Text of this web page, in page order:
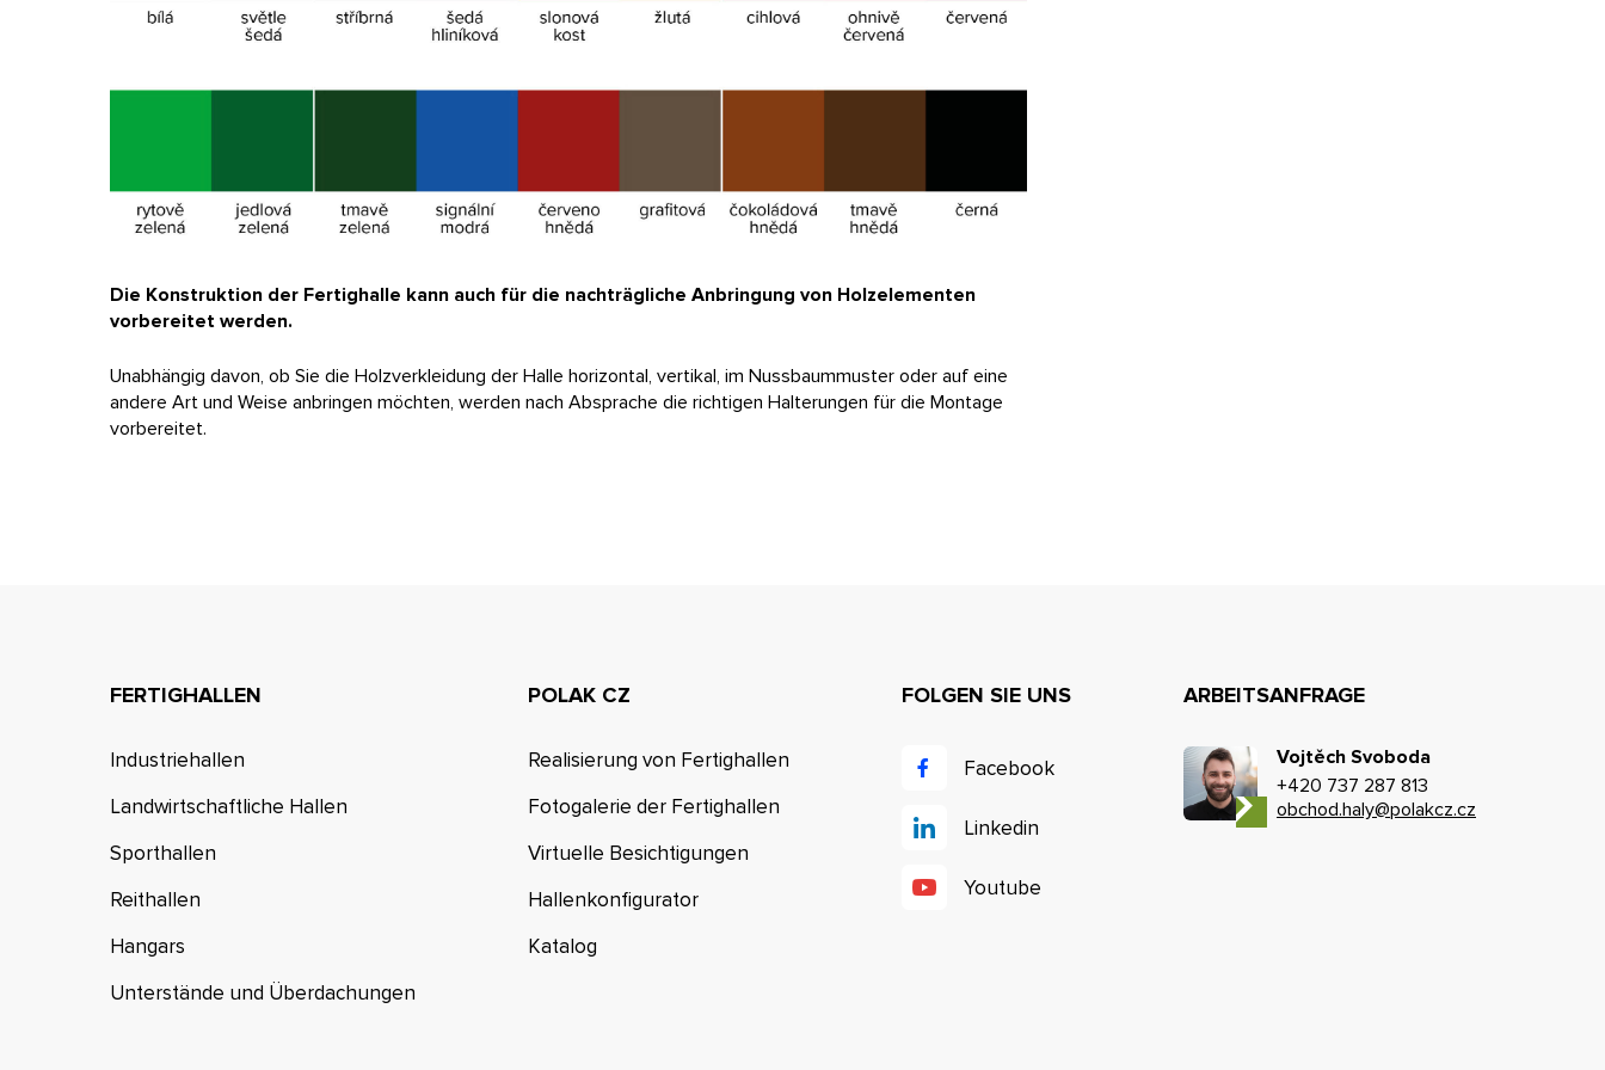
Die Konstruktion der Fertighalle kann auch für die nachträgliche Anbringung von Holzelementen
vorbereitet werden.
Unabhängig davon, ob Sie die Holzverkleidung der Halle horizontal, vertikal, im Nussbaummuster oder auf eine
andere Art und Weise anbringen möchten, werden nach Absprache die richtigen Halterungen für die Montage
vorbereitet.
FERTIGHALLEN
Industriehallen
Landwirtschaftliche Hallen
Sporthallen
Reithallen
Hangars
Unterstände und Überdachungen
POLAK CZ
Realisierung von Fertighallen
Fotogalerie der Fertighallen
Virtuelle Besichtigungen
Hallenkonfigurator
Katalog
FOLGEN SIE UNS
Facebook
Linkedin
Youtube
ARBEITSANFRAGE
Vojtěch Svoboda
+420 737 287 813
obchod.haly@polakcz.cz